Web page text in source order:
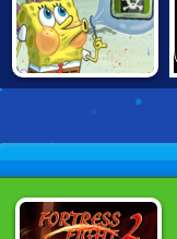
BIKINI BOTTOM